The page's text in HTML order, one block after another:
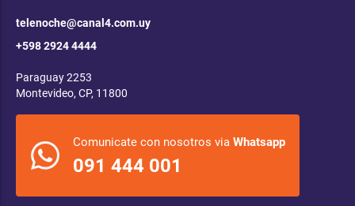
telenoche@canal4.com.uy
+598 2924 4444
Paraguay 2253
Montevideo, CP, 11800
Comunicate con nosotros via Whatsapp
091 444 001